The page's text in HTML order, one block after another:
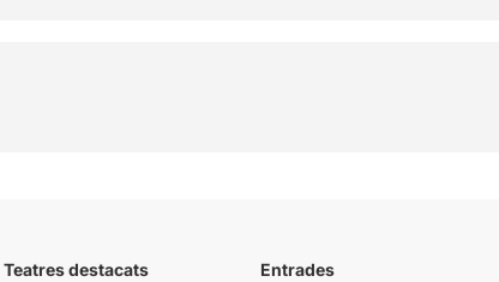
Teatres destacats Entrades